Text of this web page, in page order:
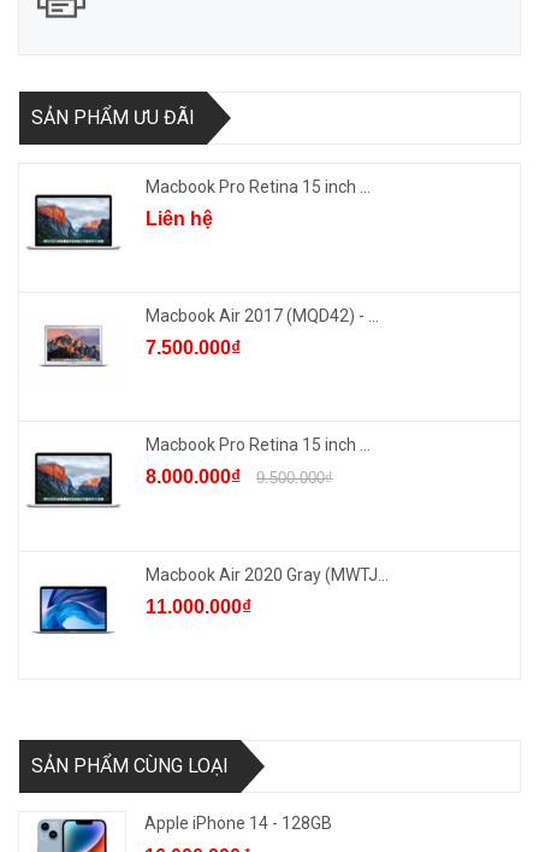
SẢN PHẨM ƯU ĐÃI
Macbook Pro Retina 15 inch ...
Liên hệ
Macbook Air 2017 (MQD42) - ...
7.500.000₫
Macbook Pro Retina 15 inch ...
8.000.000₫ 9.500.000₫
Macbook Air 2020 Gray (MWTJ...
11.000.000₫
SẢN PHẨM CÙNG LOẠI
Apple iPhone 14 - 128GB